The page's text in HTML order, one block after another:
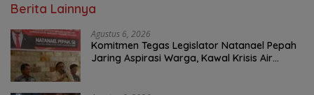
Berita Lainnya
Agustus 6, 2026
Komitmen Tegas Legislator Natanael Pepah
Jaring Aspirasi Warga, Kawal Krisis Air